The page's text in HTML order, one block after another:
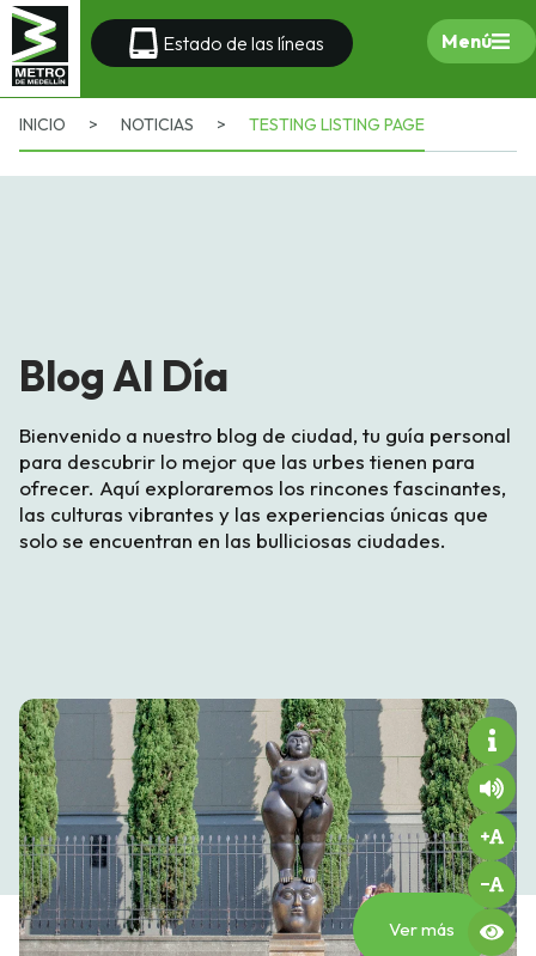
Estado de las líneas Menú
INICIO > NOTICIAS > TESTING LISTING PAGE
Blog Al Día
Bienvenido a nuestro blog de ciudad, tu guía personal
para descubrir lo mejor que las urbes tienen para
ofrecer. Aquí exploraremos los rincones fascinantes,
las culturas vibrantes y las experiencias únicas que
solo se encuentran en las bulliciosas ciudades.
Ver más